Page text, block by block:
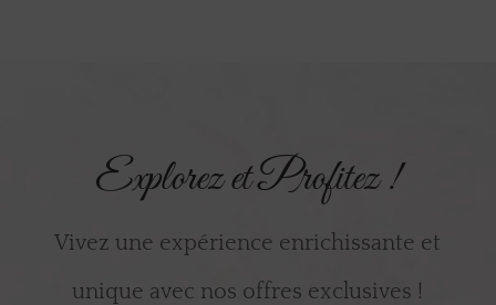
Explorez et Profitez !
Vivez une expérience enrichissante et
unique avec nos offres exclusives !